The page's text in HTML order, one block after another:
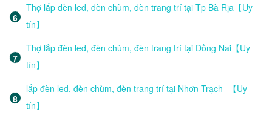
Thợ lắp đèn led, đèn chùm, đèn trang trí tại Tp Bà Rịa【Uy
tín】
Thợ lắp đèn led, đèn chùm, đèn trang trí tại Đồng Nai【Uy
tín】
lắp đèn led, đèn chùm, đèn trang trí tại Nhơn Trạch -【Uy
tín】